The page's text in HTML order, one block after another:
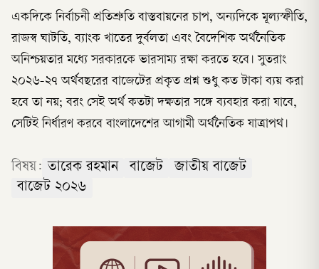
একদিকে নির্বাচনী প্রতিশ্রুতি বাস্তবায়নের চাপ, অন্যদিকে মূল্যস্ফীতি,
রাজস্ব ঘাটতি, ব্যাংক খাতের দুর্বলতা এবং বৈদেশিক অর্থনৈতিক
অনিশ্চয়তার মধ্যে সরকারকে ভারসাম্য রক্ষা করতে হবে। সুতরাং
২০২৬-২৭ অর্থবছরের বাজেটের প্রকৃত প্রশ্ন শুধু কত টাকা ব্যয় করা
হবে তা নয়; বরং সেই অর্থ কতটা দক্ষতার সঙ্গে ব্যবহার করা যাবে,
সেটিই নির্ধারণ করবে বাংলাদেশের আগামী অর্থনৈতিক যাত্রাপথ।
বিষয়: তারেক রহমান বাজেট
জাতীয় বাজেট
বাজেট ২০২৬